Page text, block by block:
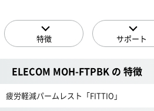
特徴 サポート
ELECOM MOH-FTPBK の 特徴
疲労軽減パームレスト「FITTIO」